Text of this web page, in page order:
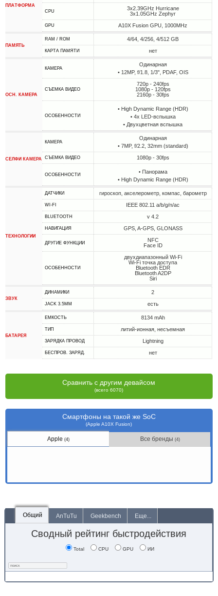
ПЛАТФОРМА
CPU
3x2.39GHz Hurricane
3x1.05GHz Zephyr
GPU A10X Fusion GPU, 1000MHz
ПАМЯТЬ
RAM / ROM 4/64, 4/256, 4/512 GB
КАРТА ПАМЯТИ нет
ОСН. КАМЕРА
КАМЕРА
Одинарная
• 12MP, f/1.8, 1/3", PDAF, OIS
СЪЕМКА ВИДЕО
720p - 240fps
1080p - 120fps
2160p - 30fps
ОСОБЕННОСТИ
• High Dynamic Range (HDR)
• 4х LED-вспышка
• Двухцветная вспышка
СЕЛФИ КАМЕРА
КАМЕРА
Одинарная
• 7MP, f/2.2, 32mm (standard)
СЪЕМКА ВИДЕО 1080p - 30fps
ОСОБЕННОСТИ
• Панорама
• High Dynamic Range (HDR)
ТЕХНОЛОГИИ
ДАТЧИКИ гироскоп, акселерометр, компас, барометр
WI-FI IEEE 802.11 a/b/g/n/ac
BLUETOOTH v 4.2
НАВИГАЦИЯ GPS, A-GPS, GLONASS
ДРУГИЕ ФУНКЦИИ
NFC
Face ID
ОСОБЕННОСТИ
двухдиапазонный Wi-Fi
Wi-Fi точка доступа
Bluetooth EDR
Bluetooth A2DP
Siri
ЗВУК
ДИНАМИКИ 2
JACK 3.5MM есть
БАТАРЕЯ
ЕМКОСТЬ 8134 mAh
ТИП литий-ионная, несъемная
ЗАРЯДКА ПРОВОД Lightning
БЕСПРОВ. ЗАРЯД. нет
Сравнить с другим девайсом
(всего 6070)
Смартфоны на такой же SoC
(Apple A10X Fusion)
Apple(4) Все бренды (4)
Общий AnTuTu Geekbench Еще...
Сводный рейтинг быстродействия
Total CPU GPU ИИ